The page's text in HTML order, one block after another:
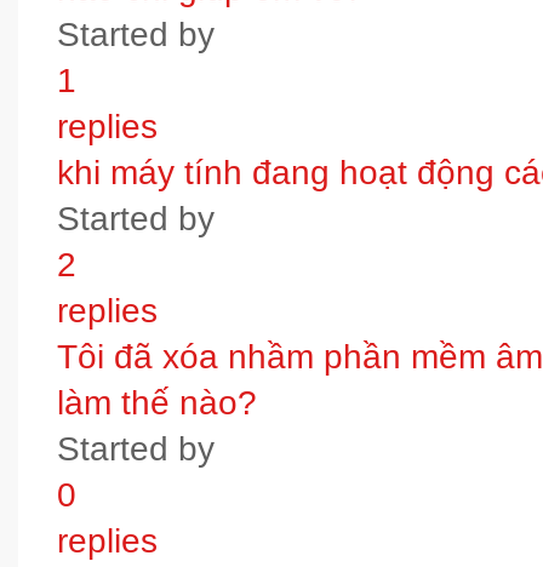
Started by
1
replies
khi máy tính đang hoạt động
Started by
2
replies
Tôi đã xóa nhầm phần mềm
làm thế nào?
Started by
0
replies